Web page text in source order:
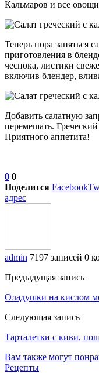
Кальмаров и все
Теперь пора заняться
приготовления в
чеснока, листики
включив блендер,
Добавить салатную
перемешать.
Приятного аппетита!
0 0
Поделится Facebook
адрес
admin 7197 записей 0
Предыдущая запись
Оладушки на кислом
Следующая запись
Тарталетки с киви,
Вам также могут
Рецепты